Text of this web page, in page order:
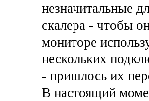
незначитальные
скалера - чтобы
мониторе
нескольких
- пришлось их
В настоящий